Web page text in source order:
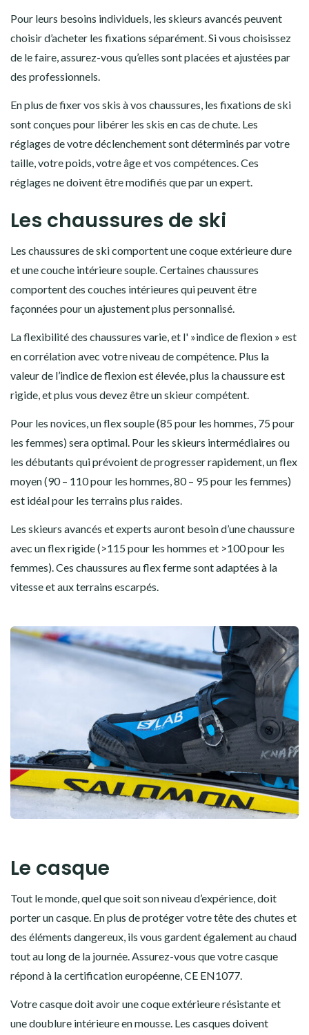
Pour leurs besoins individuels, les skieurs avancés peuvent
choisir d’acheter les fixations séparément. Si vous choisissez
de le faire, assurez-vous qu’elles sont placées et ajustées par
des professionnels.
En plus de fixer vos skis à vos chaussures, les fixations de ski
sont conçues pour libérer les skis en cas de chute. Les
réglages de votre déclenchement sont déterminés par votre
taille, votre poids, votre âge et vos compétences. Ces
réglages ne doivent être modifiés que par un expert.
Les chaussures de ski
Les chaussures de ski comportent une coque extérieure dure
et une couche intérieure souple. Certaines chaussures
comportent des couches intérieures qui peuvent être
façonnées pour un ajustement plus personnalisé.
La flexibilité des chaussures varie, et l' »indice de flexion » est
en corrélation avec votre niveau de compétence. Plus la
valeur de l’indice de flexion est élevée, plus la chaussure est
rigide, et plus vous devez être un skieur compétent.
Pour les novices, un flex souple (85 pour les hommes, 75 pour
les femmes) sera optimal. Pour les skieurs intermédiaires ou
les débutants qui prévoient de progresser rapidement, un flex
moyen (90 – 110 pour les hommes, 80 – 95 pour les femmes)
est idéal pour les terrains plus raides.
Les skieurs avancés et experts auront besoin d’une chaussure
avec un flex rigide (>115 pour les hommes et >100 pour les
femmes). Ces chaussures au flex ferme sont adaptées à la
vitesse et aux terrains escarpés.
Le casque
Tout le monde, quel que soit son niveau d’expérience, doit
porter un casque. En plus de protéger votre tête des chutes et
des éléments dangereux, ils vous gardent également au chaud
tout au long de la journée. Assurez-vous que votre casque
répond à la certification européenne, CE EN1077.
Votre casque doit avoir une coque extérieure résistante et
une doublure intérieure en mousse. Les casques doivent